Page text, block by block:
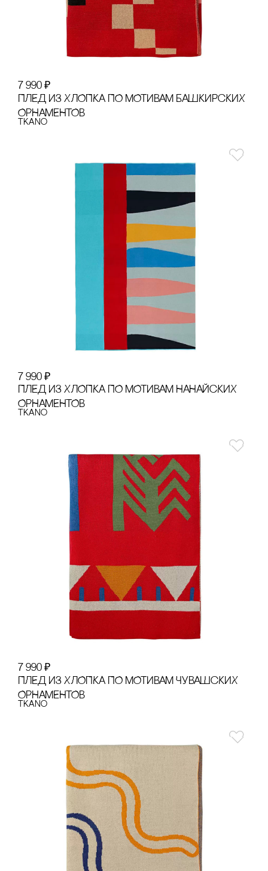
7 990 ₽
ПЛЕД ИЗ ХЛОПКА ПО МОТИВАМ БАШКИРсКИХ
ОРНАМЕНТОВ
Tkano
7 990 ₽
ПЛЕД ИЗ ХЛОПКА ПО МОТИВАМ НАНАЙсКИХ
ОРНАМЕНТОВ
Tkano
7 990 ₽
ПЛЕД ИЗ ХЛОПКА ПО МОТИВАМ ЧУВАШсКИХ
ОРНАМЕНТОВ
Tkano